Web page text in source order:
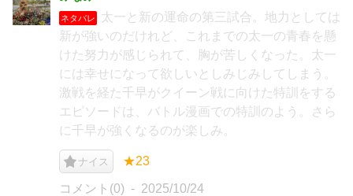
ネタバレ
太一と新の運命の第三試合。地力としては
新が強いのだけれど、これまでの太一の青春を懸
けた努力が感じられて、胸が苦しくなった。太一
には幸せになって欲しいとしみじみしてしまう。
激戦を経た千早がクイーン戦に向けた特訓をする
エピソードは、バトル漫画での特訓のよう。さら
に千早が強くなるのが楽しみ。
ナイス ★23
コメント(0) 2025/10/24